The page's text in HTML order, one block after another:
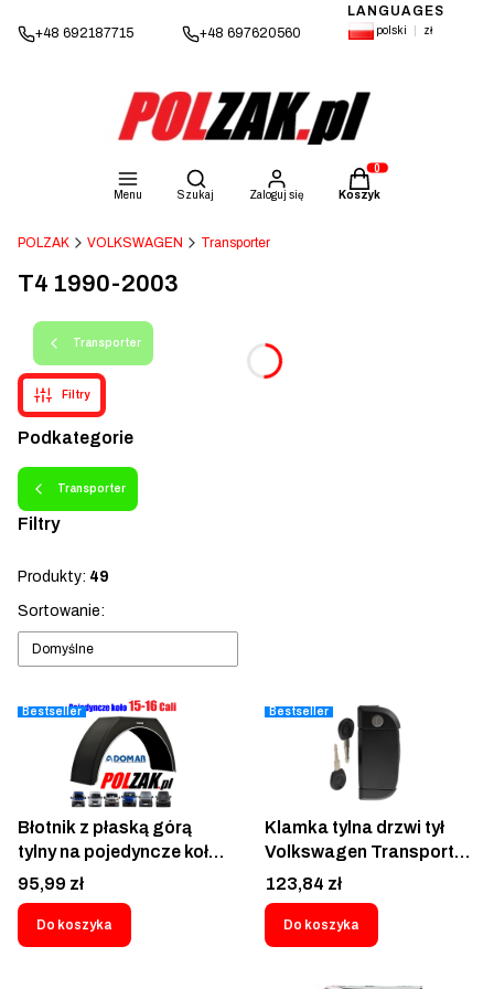
+48 692187715 +48 697620560
LANGUAGES
polski zł
Menu
Otwórz wyszukiwarkę
Szukaj Zaloguj się
Produkty w koszyku:
Koszyk
POLZAK VOLKSWAGEN Transporter
T4 1990-2003
Transporter
Filtry
Podkategorie
Transporter
Filtry
Koniec filtrów
Produkty: 49
Lista produktów
Sortowanie:
Domyślne
Bestseller
Błotnik z płaską górą
tylny na pojedyncze koło
tył 260x840 DOMAR Fiat
Ducato Peugeot Boxer
Citroen Jumper Iveco
Daily Renault Master
Cena
95,99 zł
Do koszyka
Bestseller
Klamka tylna drzwi tył
Volkswagen Transporter
T4 1990-2003 Uchwyt
tylny Rączka zewnętrzna
tylne prawach tylnych VW
Multivan IV Caravelle
Cena
123,84 zł
Do koszyka